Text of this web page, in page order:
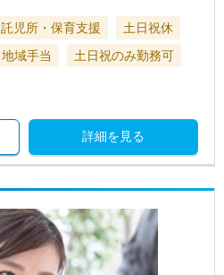
託児所・保育支援
土日祝休
地域手当
土日祝のみ勤務可
詳細を見る